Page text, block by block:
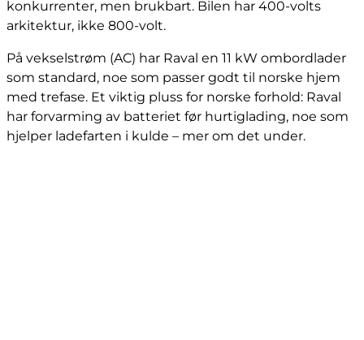
konkurrenter, men brukbart. Bilen har 400-volts
arkitektur, ikke 800-volt.
På vekselstrøm (AC) har Raval en 11 kW ombordlader
som standard, noe som passer godt til norske hjem
med trefase. Et viktig pluss for norske forhold: Raval
har forvarming av batteriet før hurtiglading, noe som
hjelper ladefarten i kulde – mer om det under.